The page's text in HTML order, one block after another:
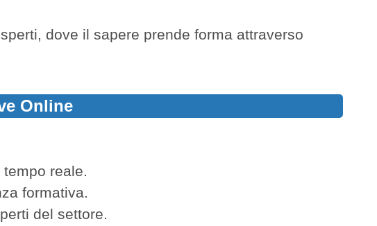
dove il sapere prende forma attraverso
Online
reale.
formativa.
del settore.